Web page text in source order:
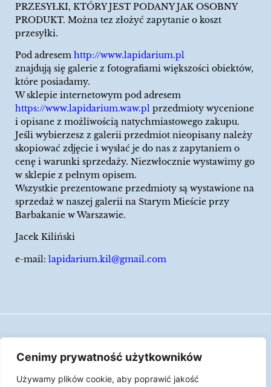
Cenimy prywatność użytkowników
Używamy plików cookie, aby poprawić jakość
PRZESYŁKI, KTÓRY JEST PODANY JAK OSOBNY
PRODUKT. Można tez złożyć zapytanie o koszt
przesyłki.
Pod adresem http://www.lapidarium.pl
znajdują się galerie z fotografiami większości obiektów,
które posiadamy.
W sklepie internetowym pod adresem
https://www.lapidarium.waw.pl przedmioty wycenione
i opisane z możliwością natychmiastowego zakupu.
Jeśli wybierzesz z galerii przedmiot nieopisany należy
skopiować zdjęcie i wysłać je do nas z zapytaniem o
cenę i warunki sprzedaży. Niezwłocznie wystawimy go
w sklepie z pełnym opisem.
Wszystkie prezentowane przedmioty są wystawione na
sprzedaż w naszej galerii na Starym Mieście przy
Barbakanie w Warszawie.
Jacek Kiliński
e-mail: lapidarium.kil@gmail.com
Polityka Cookies